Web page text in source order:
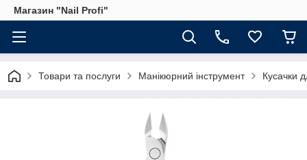
Магазин "Nail Profi"
Товари та послуги Манікюрний інструмент Кусачки